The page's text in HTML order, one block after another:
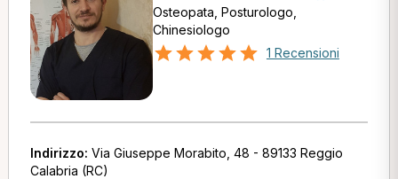
Osteopata, Posturologo,
Chinesiologo
1 Recensioni
Indirizzo: Via Giuseppe Morabito, 48 - 89133 Reggio
Calabria (RC)